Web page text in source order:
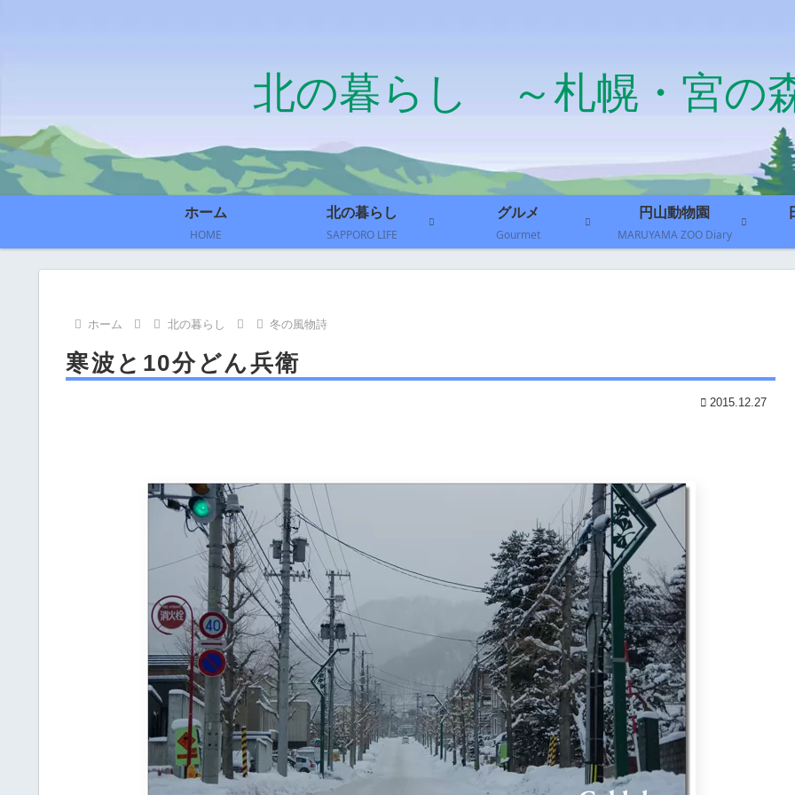
北の暮らし ～札幌・宮の
ホーム
HOME
北の暮らし
SAPPORO LIFE
グルメ
Gourmet
円山動物園
MARUYAMA ZOO Diary
ホーム 北の暮らし 冬の風物詩
寒波と10分どん兵衛
2015.12.27